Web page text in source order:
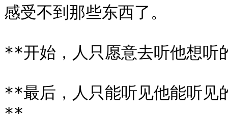
感受不到那些东西了。
**开始，人只愿意去听他想听
**最后，人只能听见他能听见
**